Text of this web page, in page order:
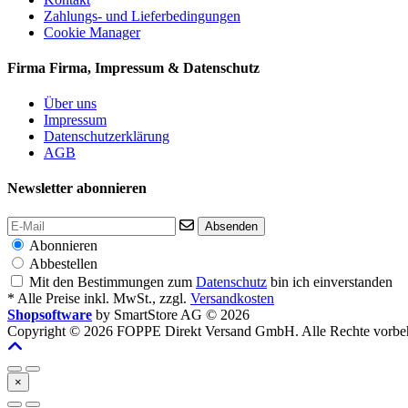
Zahlungs- und Lieferbedingungen
Cookie Manager
Firma Firma, Impressum & Datenschutz
Über uns
Impressum
Datenschutzerklärung
AGB
Newsletter abonnieren
Absenden
Abonnieren
Abbestellen
Mit den Bestimmungen zum Datenschutz bin ich einverstanden
* Alle Preise inkl. MwSt., zzgl. Versandkosten
Shopsoftware by SmartStore AG © 2026
Copyright © 2026 FOPPE Direkt Versand GmbH. Alle Rechte
×